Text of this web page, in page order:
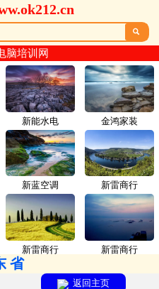

脑培训网
新能水电 金鸿家装
新蓝空调 新雷商行
新雷商行 新雷商行
省
返回主页